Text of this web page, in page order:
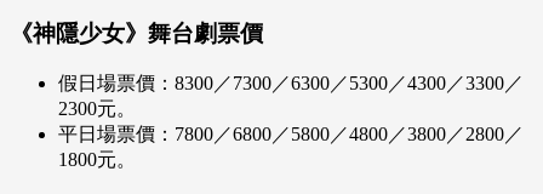
《神隱少女》舞台劇票價
假日場票價：8300／7300／6300／5300／4300／3300／
2300元。
平日場票價：7800／6800／5800／4800／3800／2800／
1800元。